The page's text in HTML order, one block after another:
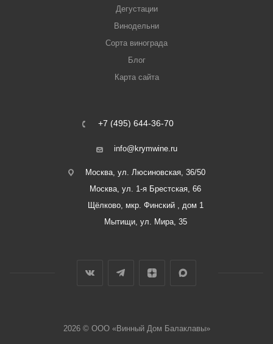
Дегустации
Винодельни
Сорта винограда
Блог
Карта сайта
+7 (495) 644-36-70
info@krymwine.ru
Москва, ул. Люсиновская, 36/50
Москва, ул. 1-я Брестская, 66
Щёлково, мкр. Финский , дом 1
Мытищи, ул. Мира, 35
2026 © ООО «Винный Дом Балаклавы»